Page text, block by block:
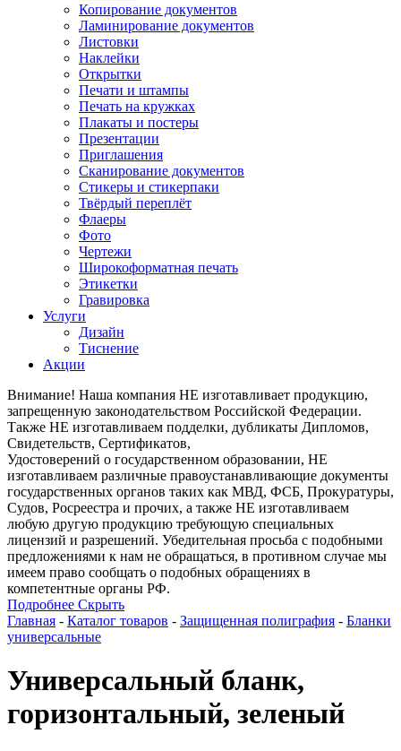
Копирование документов
Ламинирование документов
Листовки
Наклейки
Открытки
Печати и штампы
Печать на кружках
Плакаты и постеры
Презентации
Приглашения
Сканирование документов
Стикеры и стикерпаки
Твёрдый переплёт
Флаеры
Фото
Чертежи
Широкоформатная печать
Этикетки
Гравировка
Услуги
Дизайн
Тиснение
Акции
Внимание! Наша компания НЕ изготавливает продукцию,
запрещенную законодательством Российской Федерации.
Также НЕ изготавливаем подделки, дубликаты Дипломов,
Свидетельств, Сертификатов,
Удостоверений о государственном образовании, НЕ
изготавливаем различные правоустанавливающие документы
государственных органов таких как МВД, ФСБ, Прокуратуры,
Судов, Росреестра и прочих, а также НЕ изготавливаем
любую другую продукцию требующую специальных
лицензий и разрешений. Убедительная просьба с подобными
предложениями к нам не обращаться, в противном случае мы
имеем право сообщать о подобных обращениях в
компетентные органы РФ.
Подробнее Скрыть
Главная - Каталог товаров - Защищенная полиграфия - Бланки
универсальные
Универсальный бланк,
горизонтальный, зеленый